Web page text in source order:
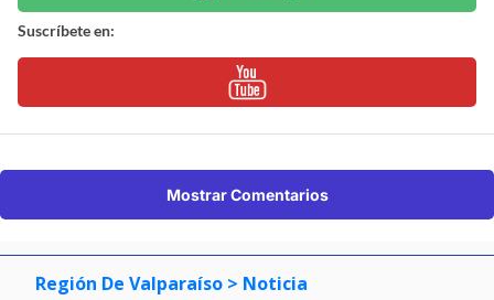
Suscríbete en:
Mostrar Comentarios
Región De Valparaíso > Noticia